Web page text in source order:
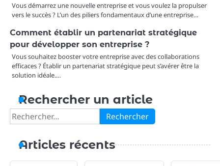
Vous démarrez une nouvelle entreprise et vous voulez la propulser
vers le succès ? L’un des piliers fondamentaux d’une entreprise…
Comment établir un partenariat stratégique
pour développer son entreprise ?
Vous souhaitez booster votre entreprise avec des collaborations
efficaces ? Établir un partenariat stratégique peut s’avérer être la
solution idéale.…
Rechercher un article
Rechercher :
Articles récents